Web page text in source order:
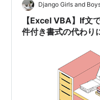
Django Girls and
【Excel VBA】If文
件付き書式の代わり